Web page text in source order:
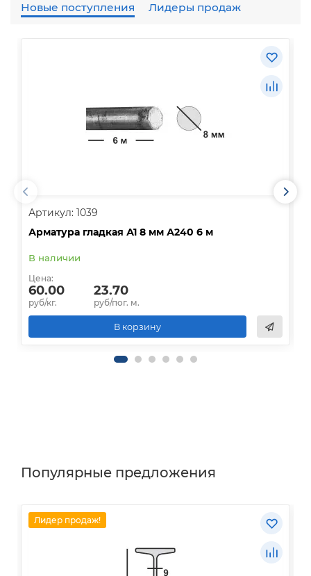
Новые поступления Лидеры продаж
Артикул: 1039
Арматура гладкая А1 8 мм А240 6 м
В наличии
Цена:
60.00
руб/кг.
23.70
руб/пог. м.
В корзину
Популярные предложения
Лидер продаж!